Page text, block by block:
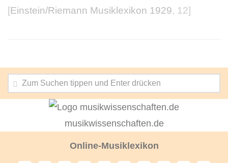
[Einstein/Riemann Musiklexikon 1929, 12]
musikwissenschaften.de
Online-Musiklexikon